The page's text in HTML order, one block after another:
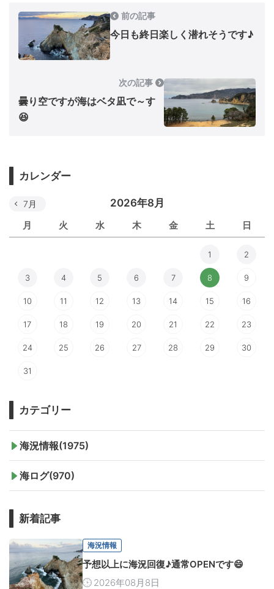
前の記事
今日も終日楽しく潜れそうです♪
次の記事
曇り空ですが海はベタ凪で～す
😆
カレンダー
2026年8月
月 火 水 木 金 土 日
7月
1 2
3 4 5 6 7 8 9
10 11 12 13 14 15 16
17 18 19 20 21 22 23
24 25 26 27 28 29 30
31
カテゴリー
海況情報(1975)
海ログ(970)
新着記事
海況情報
予想以上に海況回復♪通常OPENです😄
2026年08月8日